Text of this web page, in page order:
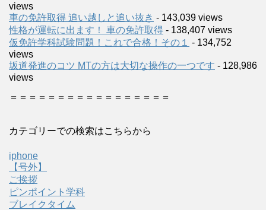
views
車の免許取得 追い越しと追い抜き - 143,039 views
性格が運転に出ます！ 車の免許取得 - 138,407 views
仮免許学科試験問題！これで合格！その１
- 134,752
views
坂道発進のコツ MTの方は大切な操作の一つです - 128,986
views
＝＝＝＝＝＝＝＝＝＝＝＝＝＝＝＝＝
カテゴリーでの検索はこちらから
iphone
【号外】
ご挨拶
ピンポイント学科
ブレイクタイム